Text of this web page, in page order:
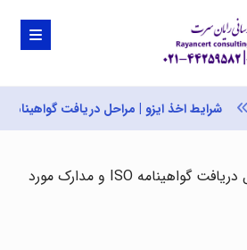
شرایط اخذ ایزو | مراحل دریافت گواهینامه ISO و مدارک مورد نیاز
شرایط اخذ ایزو | مراحل دریافت گواهینامه ISO و مدارک مورد